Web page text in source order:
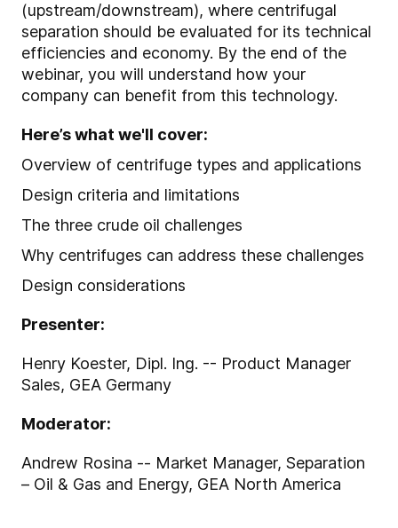
(upstream/downstream), where centrifugal
separation should be evaluated for its technical
efficiencies and economy. By the end of the
webinar, you will understand how your
company can benefit from this technology.
Here’s what we'll cover:
Overview of centrifuge types and applications
Design criteria and limitations
The three crude oil challenges
Why centrifuges can address these challenges
Design considerations
Presenter:
Henry Koester, Dipl. Ing. -- Product Manager
Sales, GEA Germany
Moderator:
Andrew Rosina -- Market Manager, Separation
– Oil & Gas and Energy, GEA North America